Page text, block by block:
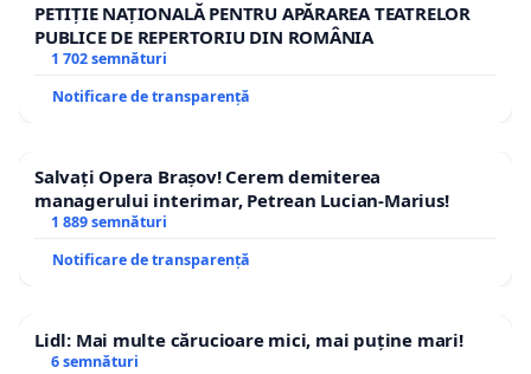
PETIȚIE NAȚIONALĂ PENTRU APĂRAREA TEATRELOR
PUBLICE DE REPERTORIU DIN ROMÂNIA
1 702 semnături
Notificare de transparență
Salvați Opera Brașov! Cerem demiterea
managerului interimar, Petrean Lucian-Marius!
1 889 semnături
Notificare de transparență
Lidl: Mai multe cărucioare mici, mai puține mari!
6 semnături